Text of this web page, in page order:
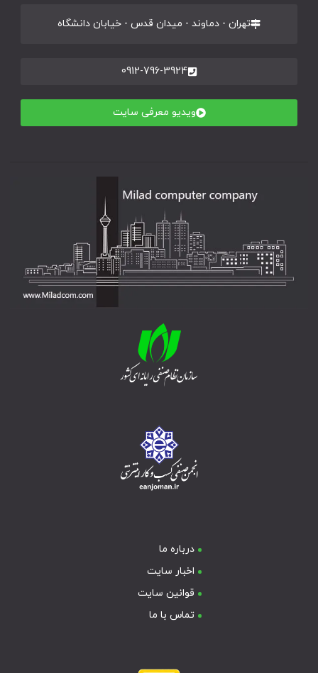
تهران - دماوند - میدان قدس - خیابان دانشگاه
0912-796-3924
ویدیو معرفی سایت
درباره ما
اخبار سایت
قوانین سایت
تماس با ما